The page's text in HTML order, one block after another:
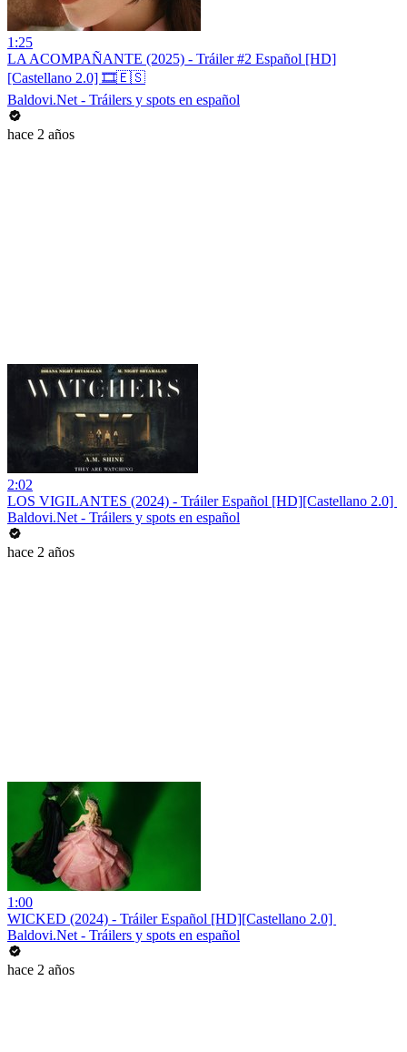
1:25
LA ACOMPAÑANTE (2025) - Tráiler #2 Español [HD]
[Castellano 2.0] 🎞️🇪🇸
Baldovi.Net - Tráilers y spots en español
hace 2 años
2:02
LOS VIGILANTES (2024) - Tráiler Español [HD][Castellano 2.0] ️
Baldovi.Net - Tráilers y spots en español
hace 2 años
1:00
WICKED (2024) - Tráiler Español [HD][Castellano 2.0] ️
Baldovi.Net - Tráilers y spots en español
hace 2 años